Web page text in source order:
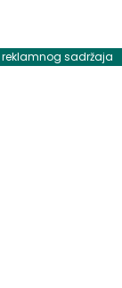
reklamnog sadržaja